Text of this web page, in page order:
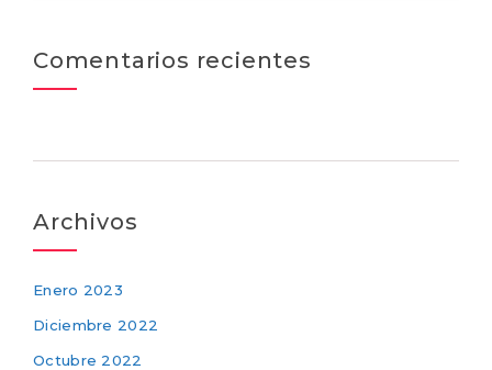
Comentarios recientes
Archivos
Enero 2023
Diciembre 2022
Octubre 2022